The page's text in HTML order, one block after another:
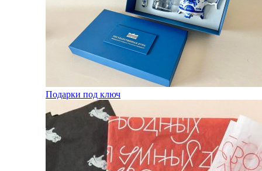
Подарки под ключ